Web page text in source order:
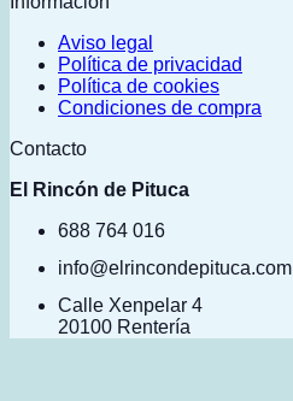
Aviso legal
Política de privacidad
Política de cookies
Condiciones de compra
Contacto
El Rincón de Pituca
688 764 016
info@elrincondepituca.com
Calle Xenpelar 4
20100 Rentería